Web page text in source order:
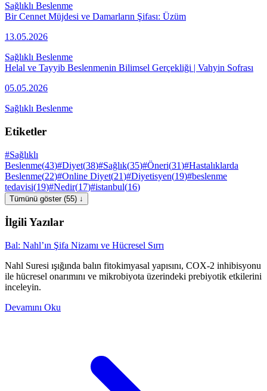
Sağlıklı Beslenme
Bir Cennet Müjdesi ve Damarların Şifası: Üzüm
13.05.2026
Sağlıklı Beslenme
Helal ve Tayyib Beslenmenin Bilimsel Gerçekliği | Vahyin Sofrası
05.05.2026
Sağlıklı Beslenme
Etiketler
#Sağlıklı
Beslenme(43)#Diyet(38)#Sağlık(35)#Öneri(31)#Hastalıklarda
Beslenme(22)#Online Diyet(21)#Diyetisyen(19)#beslenme
tedavisi(19)#Nedir(17)#istanbul(16)
Tümünü göster (55) ↓
İlgili Yazılar
Bal: Nahl’ın Şifa Nizamı ve Hücresel Sırrı
Nahl Suresi ışığında balın fitokimyasal yapısını, COX-2 inhibisyonu
ile hücresel onarımını ve mikrobiyota üzerindeki prebiyotik etkilerini
inceleyin.
Devamını Oku